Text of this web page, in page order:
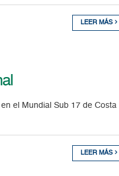
LEER MÁS
el Mundial Sub 17 de Costa
LEER MÁS